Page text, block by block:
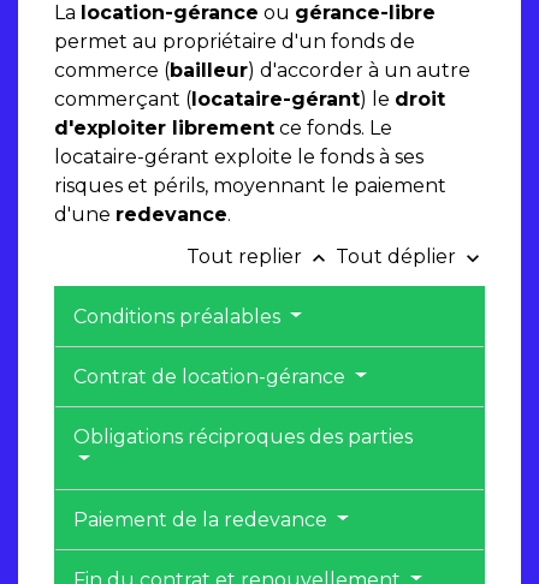
La location-gérance ou gérance-libre
permet au propriétaire d'un fonds de
commerce (bailleur) d'accorder à un autre
commerçant ( locataire-gérant) le droit
d'exploiter librement ce fonds. Le
locataire-gérant exploite le fonds à ses
risques et périls, moyennant le paiement
d'une redevance.
Tout replier keyboard_arrow_up Tout déplier keyboard_arrow_down
Conditions préalables
Contrat de location-gérance
Obligations réciproques des parties
Paiement de la redevance
Fin du contrat et renouvellement